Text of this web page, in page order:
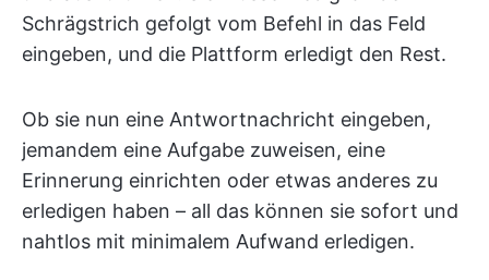
Schrägstrich gefolgt vom Befehl in das Feld
eingeben, und die Plattform erledigt den Rest.
Ob sie nun eine Antwortnachricht eingeben,
jemandem eine Aufgabe zuweisen, eine
Erinnerung einrichten oder etwas anderes zu
erledigen haben – all das können sie sofort und
nahtlos mit minimalem Aufwand erledigen.